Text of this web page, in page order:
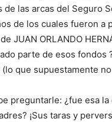
de las arcas del Seguro
de los cuales fueron a
JUAN ORLANDO
parte de esos fondos
que supuestamente
preguntarle: ¿fue esa
¡Sus taras y